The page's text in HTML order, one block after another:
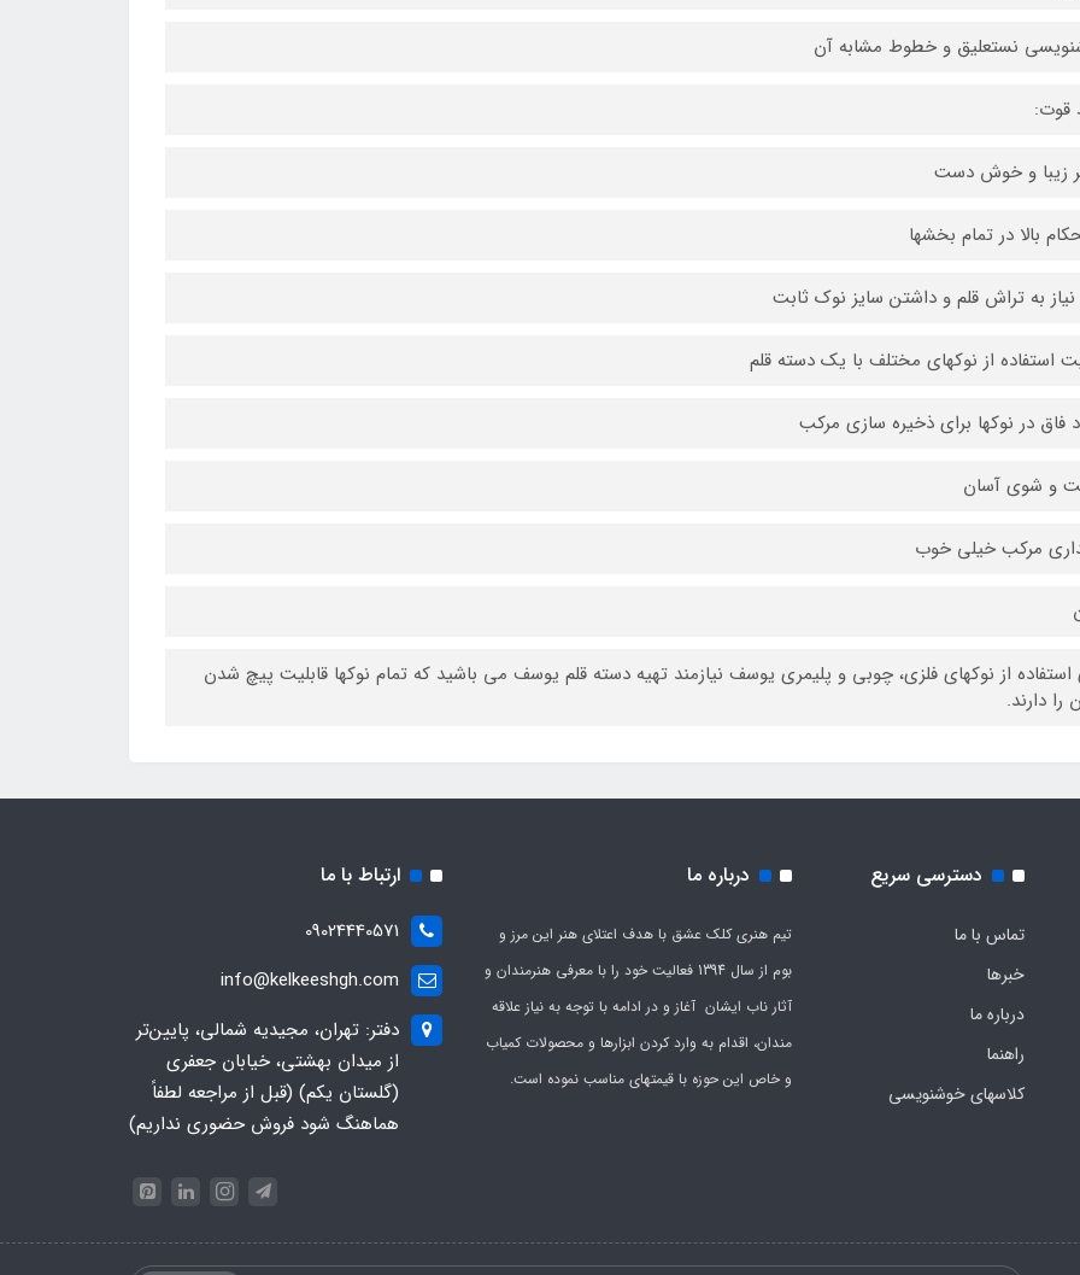
نستعلیق و خطوط مشابه آن
قوت:
زیبا و خوش دست
بالا در تمام بخشها
به تراش قلم و داشتن سایز نوک ثابت
استفاده از نوکهای مختلف با یک دسته قلم
فاق در نوکها برای ذخیره سازی مرکب
و شوی آسان
مرکب خیلی خوب
استفاده از نوکهای فلزی، چوبی و پلیمری یوسف نیازمند تهیه دسته قلم یوسف می باشید که تمام نوکها قابلیت پیچ شدن
را دارند.
دسترسی سریع
تماس با ما
خبرها
درباره ما
راهنما
کلاسهای خوشنویسی
درباره ما
تیم هنری کلک عشق با هدف اعتلای هنر این مرز و
بوم از سال 1394 فعالیت خود را با معرفی هنرمندان و
آثار ناب ایشان آغاز و در ادامه با توجه به نیاز علاقه
مندان، اقدام به وارد کردن ابزارها و محصولات کمیاب
و خاص این حوزه با قیمتهای مناسب نموده است.
ارتباط با ما
09024440571
info@kelkeeshgh.com
دفتر: تهران، مجیدیه شمالی، پایین‌تر
از میدان بهشتی، خیابان جعفری
(گلستان یکم) (قبل از مراجعه لطفاً
هماهنگ شود فروش حضوری نداریم)